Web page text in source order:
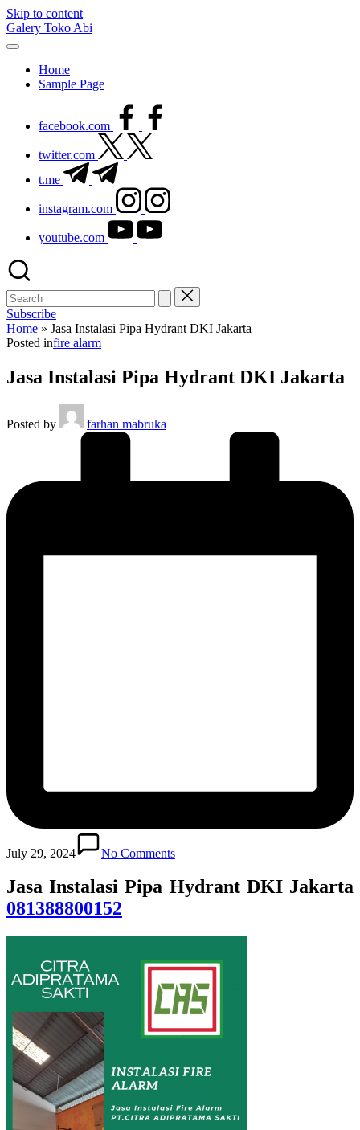
Skip to content
Galery Toko Abi
Home
Sample Page
facebook.com
twitter.com
t.me
instagram.com
youtube.com
Subscribe
Home » Jasa Instalasi Pipa Hydrant DKI Jakarta
Posted infire alarm
Jasa Instalasi Pipa Hydrant DKI Jakarta
Posted by farhan mabruka
July 29, 2024 No Comments
Jasa Instalasi Pipa Hydrant DKI Jakarta
081388800152